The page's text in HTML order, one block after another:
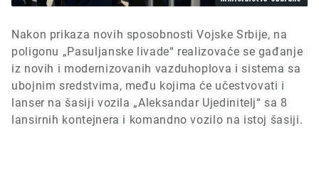
Nakon prikaza novih sposobnosti Vojske Srbije, na
poligonu „Pasuljanske livade“ realizovaće se gađanje
iz novih i modernizovanih vazduhoplova i sistema sa
ubojnim sredstvima, među kojima će učestvovati i
lanser na šasiji vozila „Aleksandar Ujedinitelj“ sa 8
lansirnih kontejnera i komandno vozilo na istoj šasiji.